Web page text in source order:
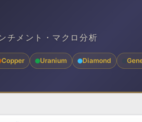
チメント・マクロ分析
Copper Uranium Diamond